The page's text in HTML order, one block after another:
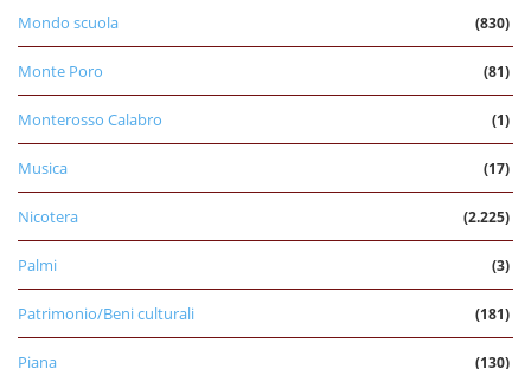
Mondo scuola (830)
Monte Poro (81)
Monterosso Calabro (1)
Musica (17)
Nicotera (2.225)
Palmi (3)
Patrimonio/Beni culturali (181)
Piana (130)